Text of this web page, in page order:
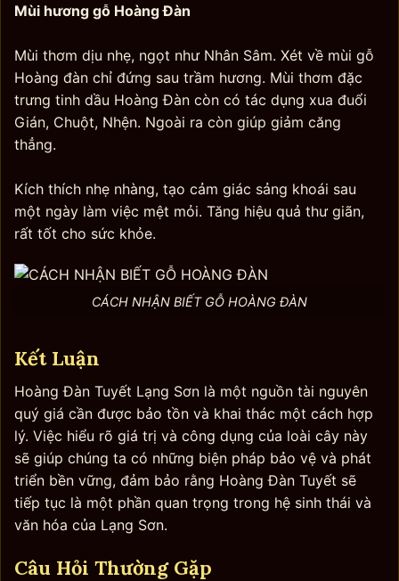
Mùi hương gỗ Hoàng Đàn
Mùi thơm dịu nhẹ, ngọt như Nhân Sâm. Xét về mùi gỗ
Hoàng đàn chỉ đứng sau trầm hương. Mùi thơm đặc
trưng tinh dầu Hoàng Đàn còn có tác dụng xua đuổi
Gián, Chuột, Nhện. Ngoài ra còn giúp giảm căng
thẳng.
Kích thích nhẹ nhàng, tạo cảm giác sảng khoái sau
một ngày làm việc mệt mỏi. Tăng hiệu quả thư giãn,
rất tốt cho sức khỏe.
CÁCH NHẬN BIẾT GỖ HOÀNG ĐÀN
Kết Luận
Hoàng Đàn Tuyết Lạng Sơn là một nguồn tài nguyên
quý giá cần được bảo tồn và khai thác một cách hợp
lý. Việc hiểu rõ giá trị và công dụng của loài cây này
sẽ giúp chúng ta có những biện pháp bảo vệ và phát
triển bền vững, đảm bảo rằng Hoàng Đàn Tuyết sẽ
tiếp tục là một phần quan trọng trong hệ sinh thái và
văn hóa của Lạng Sơn.
Câu Hỏi Thường Gặp